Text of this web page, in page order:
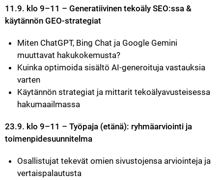
11.9. klo 9–11 – Generatiivinen tekoäly SEO:ssa &
käytännön GEO-strategiat
Miten ChatGPT, Bing Chat ja Google Gemini
muuttavat hakukokemusta?
Kuinka optimoida sisältö AI-generoituja vastauksia
varten
Käytännön strategiat ja mittarit tekoälyavusteisessa
hakumaailmassa
23.9. klo 9–11 – Työpaja (etänä): ryhmäarviointi ja
toimenpidesuunnitelma
Osallistujat tekevät omien sivustojensa arviointeja ja
vertaispalautusta